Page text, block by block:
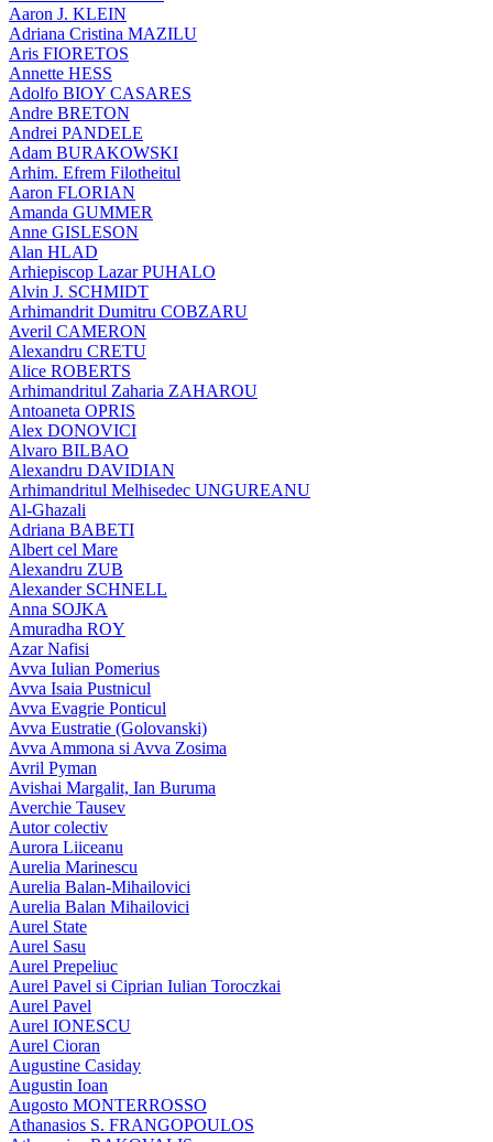
Aaron J. KLEIN
Adriana Cristina MAZILU
Aris FIORETOS
Annette HESS
Adolfo BIOY CASARES
Andre BRETON
Andrei PANDELE
Adam BURAKOWSKI
Arhim. Efrem Filotheitul
Aaron FLORIAN
Amanda GUMMER
Anne GISLESON
Alan HLAD
Arhiepiscop Lazar PUHALO
Alvin J. SCHMIDT
Arhimandrit Dumitru COBZARU
Averil CAMERON
Alexandru CRETU
Alice ROBERTS
Arhimandritul Zaharia ZAHAROU
Antoaneta OPRIS
Alex DONOVICI
Alvaro BILBAO
Alexandru DAVIDIAN
Arhimandritul Melhisedec UNGUREANU
Al-Ghazali
Adriana BABETI
Albert cel Mare
Alexandru ZUB
Alexander SCHNELL
Anna SOJKA
Amuradha ROY
Azar Nafisi
Avva Iulian Pomerius
Avva Isaia Pustnicul
Avva Evagrie Ponticul
Avva Eustratie (Golovanski)
Avva Ammona si Avva Zosima
Avril Pyman
Avishai Margalit, Ian Buruma
Averchie Tausev
Autor colectiv
Aurora Liiceanu
Aurelia Marinescu
Aurelia Balan-Mihailovici
Aurelia Balan Mihailovici
Aurel State
Aurel Sasu
Aurel Prepeliuc
Aurel Pavel si Ciprian Iulian Toroczkai
Aurel Pavel
Aurel IONESCU
Aurel Cioran
Augustine Casiday
Augustin Ioan
Augosto MONTERROSSO
Athanasios S. FRANGOPOULOS